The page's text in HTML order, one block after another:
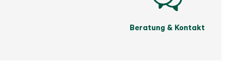
Beratung & Kontakt